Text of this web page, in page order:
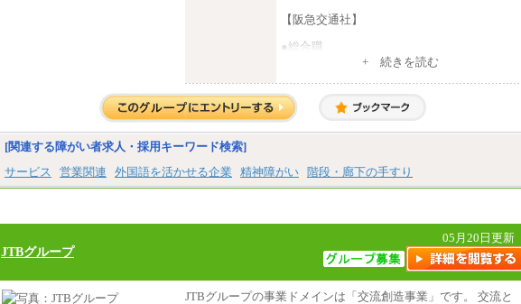
【阪急交通社】
●総合職
月給250,000円(※1)、247,000円(※2)、242,
000円(※3)、239,000円(※4)、237,000円（※
5）
5）
※3…愛知県、静岡県
※4…北海道、宮城県、栃木県、群馬県、長
野県、新潟県、富山県、石川県、岡山県、広
島県、山口県、香川県、福岡県
※5…青森県、鳥取県、島根県、愛媛県、高
知県、大分県、長崎県、熊本県、宮崎県、鹿
+ 続きを読む
[関連する障がい者求人・採用キーワード検索]
サービス
営業関連 外国語を活かせる企業 精神障がい 階段・廊下の手すり
JTBグループ
05月20日更新
JTBグループの事業ドメインは「交流創造事業」です。 交流と